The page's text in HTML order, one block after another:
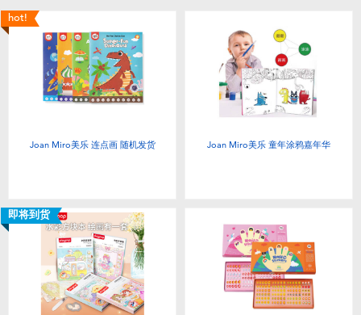
电子玩具
户外及运动产品
派对用品
模仿，化妆及造型系列
hot!
Joan Miro美乐 连点画 随机发货 Joan Miro美乐 童年涂鸦嘉年华
即将到货